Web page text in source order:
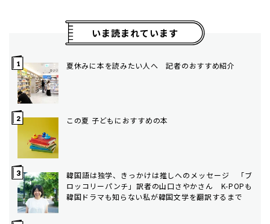
いま読まれています
夏休みに本を読みたい人へ 記者のおすすめ紹介
この夏 子どもにおすすめの本
韓国語は独学、きっかけは推しへのメッセージ 「ブ
ロッコリーパンチ」訳者の山口さやかさん K-POPも
韓国ドラマも知らない私が韓国文学を翻訳するまで